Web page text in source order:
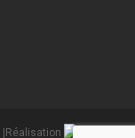
|Réalisation